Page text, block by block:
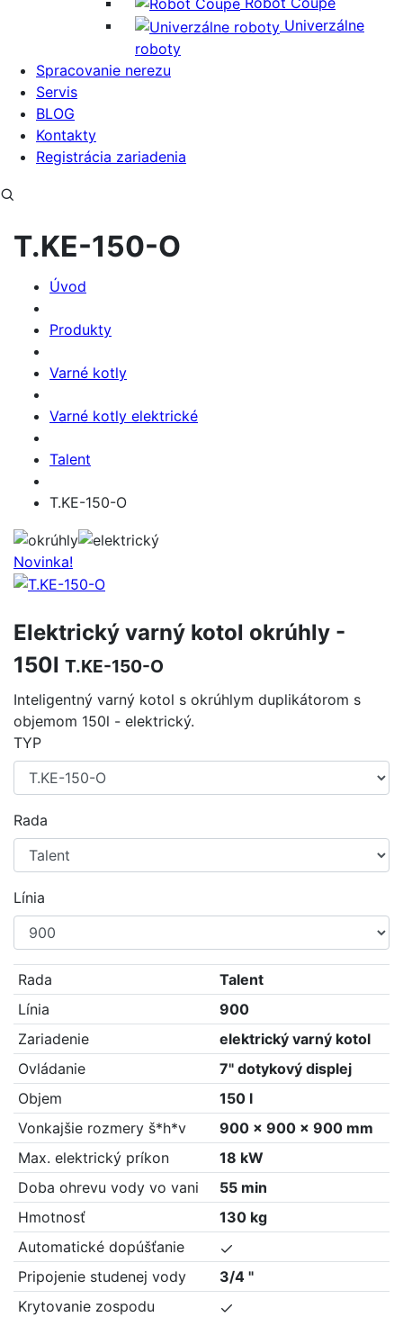
Univerzálne
roboty
Spracovanie nerezu
Servis
BLOG
Kontakty
Registrácia zariadenia
T.KE-150-O
Úvod
Produkty
Varné kotly
Varné kotly elektrické
Talent
T.KE-150-O
Novinka!
Elektrický varný kotol okrúhly -
150l T.KE-150-O
Inteligentný varný kotol s okrúhlym duplikátorom s
objemom 150l - elektrický.
TYP
Rada
Línia
Rada
Talent
Línia
900
Zariadenie
elektrický varný kotol
Ovládanie
7" dotykový displej
Objem
150 l
Vonkajšie rozmery š*h*v
900 x 900 x 900 mm
Max. elektrický príkon
18 kW
Doba ohrevu vody vo vani
55 min
Hmotnosť
130 kg
Automatické dopúšťanie
Pripojenie studenej vody
3/4 "
Krytovanie zospodu